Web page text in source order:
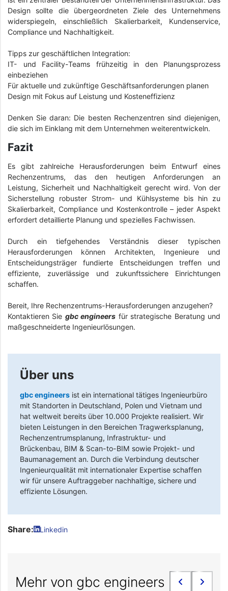
Design sollte die übergeordneten Ziele des Unternehmens
widerspiegeln, einschließlich Skalierbarkeit, Kundenservice,
Compliance und Nachhaltigkeit.
Tipps zur geschäftlichen Integration:
IT- und Facility-Teams frühzeitig in den Planungsprozess
einbeziehen
Für aktuelle und zukünftige Geschäftsanforderungen planen
Design mit Fokus auf Leistung und Kosteneffizienz
Denken Sie daran: Die besten Rechenzentren sind diejenigen,
die sich im Einklang mit dem Unternehmen weiterentwickeln.
Fazit
Es gibt zahlreiche Herausforderungen beim Entwurf eines
Rechenzentrums, das den heutigen Anforderungen an
Leistung, Sicherheit und Nachhaltigkeit gerecht wird. Von der
Sicherstellung robuster Strom- und Kühlsysteme bis hin zu
Skalierbarkeit, Compliance und Kostenkontrolle – jeder Aspekt
erfordert detaillierte Planung und spezielles Fachwissen.
Durch ein tiefgehendes Verständnis dieser typischen
Herausforderungen können Architekten, Ingenieure und
Entscheidungsträger fundierte Entscheidungen treffen und
effiziente, zuverlässige und zukunftssichere Einrichtungen
schaffen.
Bereit, Ihre Rechenzentrums-Herausforderungen anzugehen?
Kontaktieren Sie gbc engineers für strategische Beratung und
maßgeschneiderte Ingenieurlösungen.
Über uns
gbc engineers ist ein international tätiges Ingenieurbüro
mit Standorten in Deutschland, Polen und Vietnam und
hat weltweit bereits über 10.000 Projekte realisiert. Wir
bieten Leistungen in den Bereichen Tragwerksplanung,
Rechenzentrumsplanung, Infrastruktur- und
Brückenbau, BIM & Scan-to-BIM sowie Projekt- und
Baumanagement an. Durch die Verbindung deutscher
Ingenieurqualität mit internationaler Expertise schaffen
wir für unsere Auftraggeber nachhaltige, sichere und
effiziente Lösungen.
Share: Linkedin
Mehr von gbc engineers